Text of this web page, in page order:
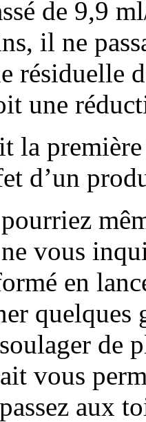
de 9,9
il ne
résiduelle
une
la
d’un
vous
en
quelques
de
vous
aux